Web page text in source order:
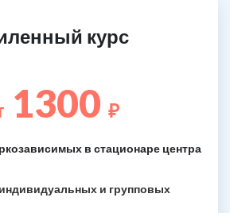
курс
1300 ₽
в стационаре центра
и групповых